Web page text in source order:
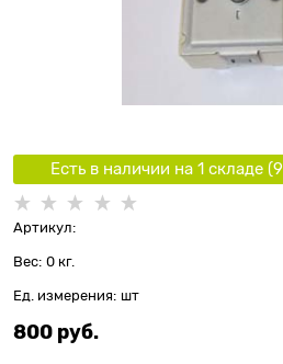
Есть в наличии на 1 складe (9
Артикул:
Вес: 0 кг.
Ед. измерения: шт
800 руб.